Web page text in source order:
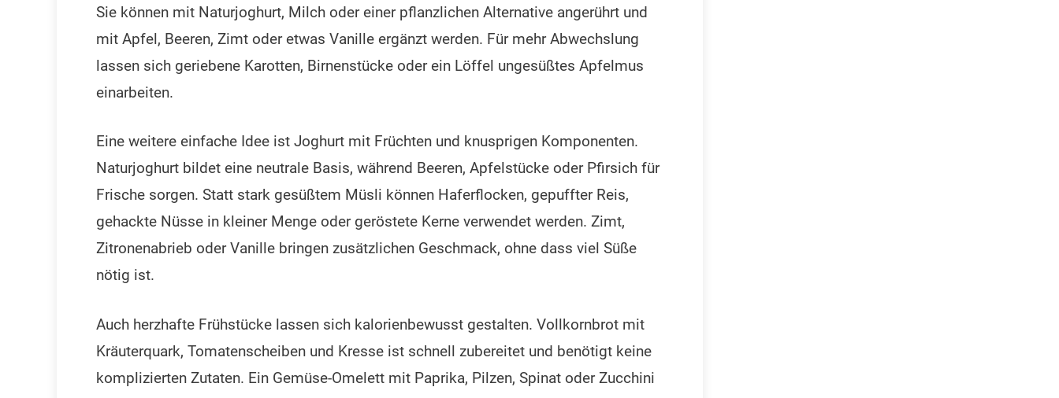
Sie können mit Naturjoghurt, Milch oder einer pflanzlichen Alternative angerührt und
mit Apfel, Beeren, Zimt oder etwas Vanille ergänzt werden. Für mehr Abwechslung
lassen sich geriebene Karotten, Birnenstücke oder ein Löffel ungesüßtes Apfelmus
einarbeiten.
Eine weitere einfache Idee ist Joghurt mit Früchten und knusprigen Komponenten.
Naturjoghurt bildet eine neutrale Basis, während Beeren, Apfelstücke oder Pfirsich für
Frische sorgen. Statt stark gesüßtem Müsli können Haferflocken, gepuffter Reis,
gehackte Nüsse in kleiner Menge oder geröstete Kerne verwendet werden. Zimt,
Zitronenabrieb oder Vanille bringen zusätzlichen Geschmack, ohne dass viel Süße
nötig ist.
Auch herzhafte Frühstücke lassen sich kalorienbewusst gestalten. Vollkornbrot mit
Kräuterquark, Tomatenscheiben und Kresse ist schnell zubereitet und benötigt keine
komplizierten Zutaten. Ein Gemüse-Omelett mit Paprika, Pilzen, Spinat oder Zucchini